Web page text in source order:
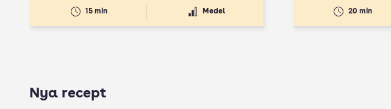
15 min Medel 20 min
Nya recept